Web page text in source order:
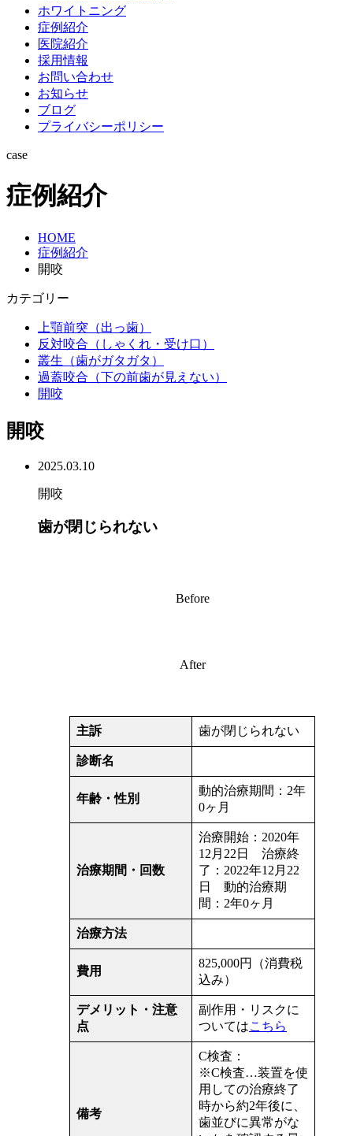
ホワイトニング
症例紹介
医院紹介
採用情報
お問い合わせ
お知らせ
ブログ
プライバシーポリシー
case
症例紹介
HOME
症例紹介
開咬
カテゴリー
上顎前突（出っ歯）
反対咬合（しゃくれ・受け口）
叢生（歯がガタガタ）
過蓋咬合（下の前歯が見えない）
開咬
開咬
2025.03.10
開咬
歯が閉じられない
Before
After
主訴 歯が閉じられない
診断名
年齢・性別
動的治療期間：2年
0ヶ月
治療期間・回数
治療開始：2020年
12月22日 治療終
了：2022年12月22
日 動的治療期
間：2年0ヶ月
治療方法
費用
825,000円（消費税
込み）
デメリット・注意
点
副作用・リスクに
ついてはこちら
備考
C検査：
※C検査…装置を使
用しての治療終了
時から約2年後に、
歯並びに異常がな